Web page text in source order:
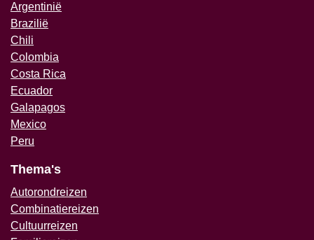
Argentinië
Brazilië
Chili
Colombia
Costa Rica
Ecuador
Galapagos
Mexico
Peru
Thema's
Autorondreizen
Combinatiereizen
Cultuurreizen